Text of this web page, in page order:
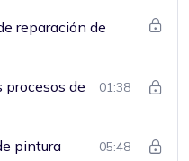
reparación de
procesos de
01:38
pintura 05:48